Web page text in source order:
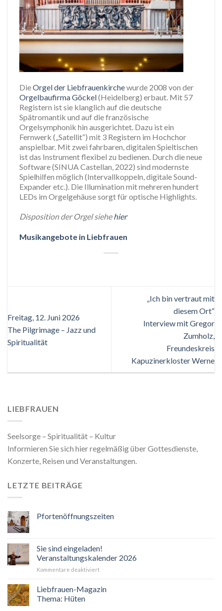
DieOrgel der Liebfrauenkirchewurde 2008 von der
Orgelbaufirma Göckel(Heidelberg) erbaut. Mit 57
Registern ist sie klanglich auf die deutsche
Spätromantik und auf die französische
Orgelsymphonik hin ausgerichtet. Dazu ist ein
Fernwerk („Satellit“) mit 3 Registern im Hochchor
anspielbar. Mit zwei fahrbaren, digitalen Spieltischen
ist das Instrument flexibel zu bedienen. Durch die neue
Software (SINUA Castellan, 2022) sind modernste
Spielhilfen möglich (Intervallkoppeln, digitale Sound-
Expander etc.). Die Illumination mit mehreren hundert
LEDs im Orgelgehäuse sorgt für optische Highlights.
Disposition der Orgel siehehier
Musikangebote in Liebfrauen
Freitag, 12. Juni 2026
The Pilgrimage – Jazz und
Spiritualität
„Ich bin vertraut mit
diesem Ort“
Interview mit Gregor
Zumholz,
Freundeskreis
Kapuzinerkloster Werne
LIEBFRAUEN
Seelsorge – Spiritualität – Kultur
Informieren Sie sich hier regelmäßig über Gottesdienste,
Konzerte, Reisen und Veranstaltungen.
LETZTE BEITRÄGE
Pfortenöffnungszeiten
Sie sind eingeladen!
Veranstaltungskalender 2026
Kommentare deaktiviertfür
sind
eingeladen!
Liebfrauen-Magazin
Thema: Hüten